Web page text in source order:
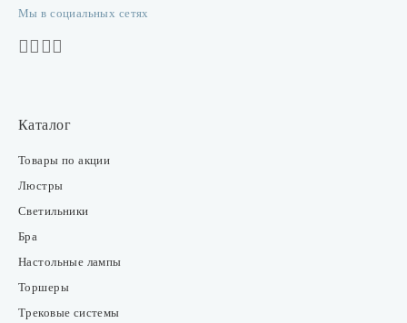
Мы в социальных сетях
Каталог
Товары по акции
Люстры
Светильники
Бра
Настольные лампы
Торшеры
Трековые системы